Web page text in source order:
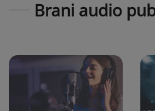
Brani audio